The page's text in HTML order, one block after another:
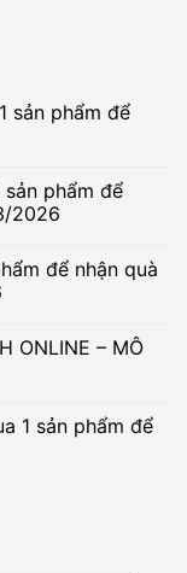
sản phẩm để
sản phẩm để
2026
để nhận quà
ONLINE – MÔ
1 sản phẩm để